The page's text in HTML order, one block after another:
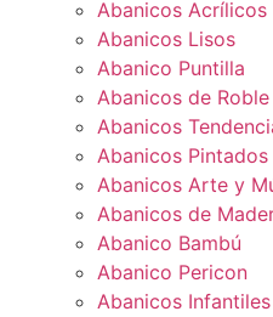
Abanicos Acrílicos
Abanicos Lisos
Abanico Puntilla
Abanicos de Roble
Abanicos
Abanicos Pintados
Abanicos Arte y
Abanicos de
Abanico Bambú
Abanico Pericon
Abanicos Infantiles